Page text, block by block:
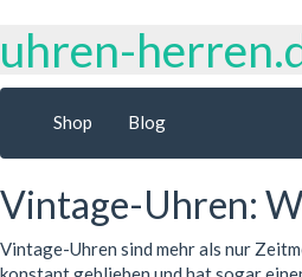
uhren-
Shop Blog
Vintage-Uhren:
Vintage-Uhren sind mehr als nur